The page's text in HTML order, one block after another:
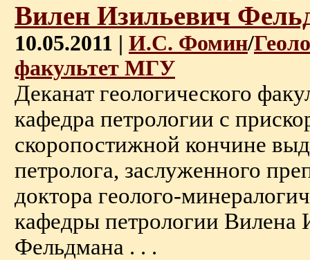
Вилен Изильевич
10.05.2011 | И.С. Фомин/
факультет МГУ
Деканат геологического
кафедра петрологии с
скоропостижной кончине
петролога, заслуженного
доктора геолого-
кафедры петрологии Вилена
Фельдмана . . .